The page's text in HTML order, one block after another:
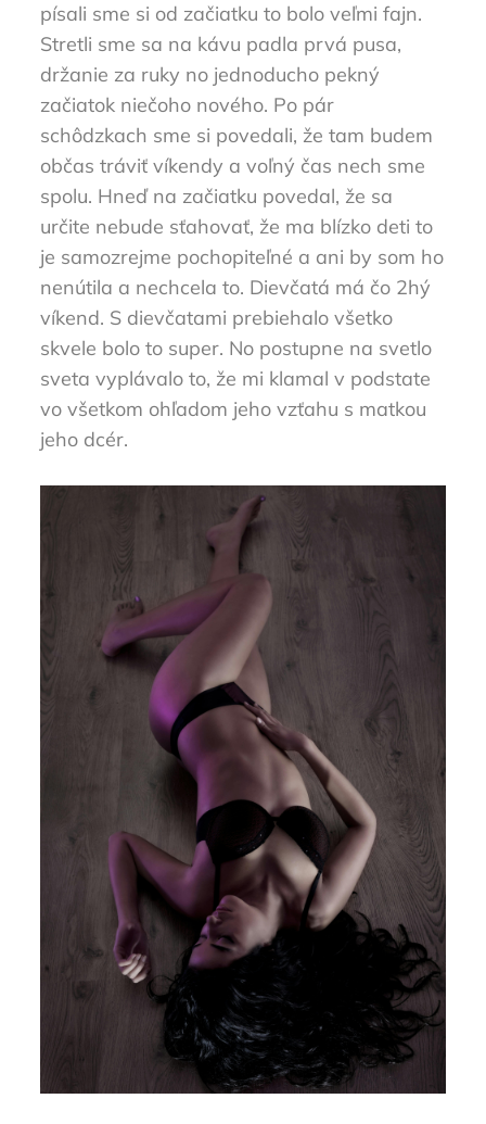
písali sme si od začiatku to bolo veľmi fajn.
Stretli sme sa na kávu padla prvá pusa,
držanie za ruky no jednoducho pekný
začiatok niečoho nového. Po pár
schôdzkach sme si povedali, že tam budem
občas tráviť víkendy a voľný čas nech sme
spolu. Hneď na začiatku povedal, že sa
určite nebude sťahovať, že ma blízko deti to
je samozrejme pochopiteľné a ani by som ho
nenútila a nechcela to. Dievčatá má čo 2hý
víkend. S dievčatami prebiehalo všetko
skvele bolo to super. No postupne na svetlo
sveta vyplávalo to, že mi klamal v podstate
vo všetkom ohľadom jeho vzťahu s matkou
jeho dcér.